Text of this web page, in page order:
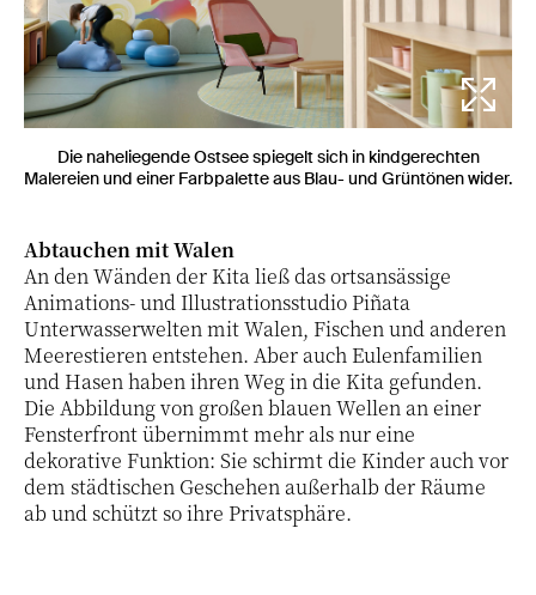
Die naheliegende Ostsee spiegelt sich in kindgerechten
Malereien und einer Farbpalette aus Blau- und Grüntönen wider.
Abtauchen mit Walen
An den Wänden der Kita ließ das ortsansässige
Animations- und Illustrationsstudio Piñata
Unterwasserwelten mit Walen, Fischen und anderen
Meerestieren entstehen. Aber auch Eulenfamilien
und Hasen haben ihren Weg in die Kita gefunden.
Die Abbildung von großen blauen Wellen an einer
Fensterfront übernimmt mehr als nur eine
dekorative Funktion: Sie schirmt die Kinder auch vor
dem städtischen Geschehen außerhalb der Räume
ab und schützt so ihre Privatsphäre.